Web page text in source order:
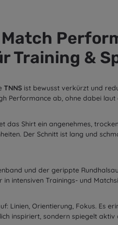
Training &
TNNS ist bewusst verkürzt und
Performance ab, ohne dabei
das Shirt ein angenehmes,
Der Schnitt ist lang und
und der gerippte
intensiven Trainings- und
Linien, Orientierung, Fokus. Es
inspiriert, sondern spiegelt aktiv